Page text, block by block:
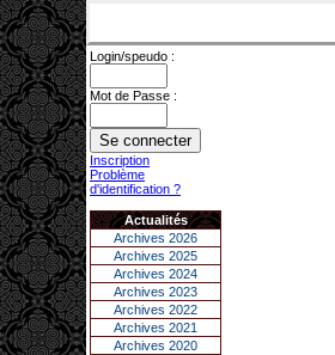
Login/speudo :
Mot de Passe :
Inscription
Problème
d'identification ?
Actualités
Archives 2026
Archives 2025
Archives 2024
Archives 2023
Archives 2022
Archives 2021
Archives 2020